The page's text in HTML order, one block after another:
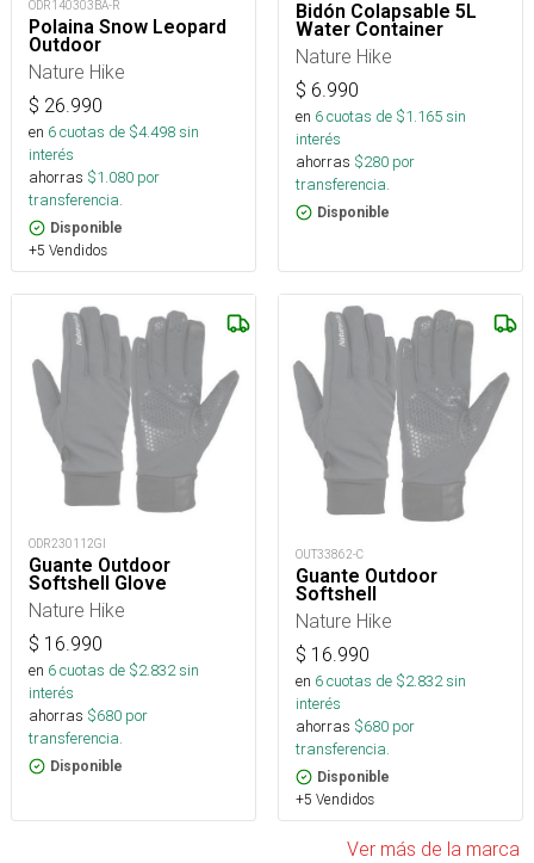
ODR140303BA-R
Polaina Snow Leopard
Outdoor
Nature Hike
$ 26.990
en 6cuotas de $4.498sin
interés
ahorras $1.080 por
transferencia.
Disponible
+5 Vendidos
Bidón Colapsable 5L
Water Container
Nature Hike
$ 6.990
en 6cuotas de $1.165sin
interés
ahorras $280 por
transferencia.
Disponible
ODR230112GI
Guante Outdoor
Softshell Glove
Nature Hike
$ 16.990
en 6cuotas de $2.832sin
interés
ahorras $680 por
transferencia.
Disponible
OUT33862-C
Guante Outdoor
Softshell
Nature Hike
$ 16.990
en 6cuotas de $2.832sin
interés
ahorras $680 por
transferencia.
Disponible
+5 Vendidos
Ver más de la marca